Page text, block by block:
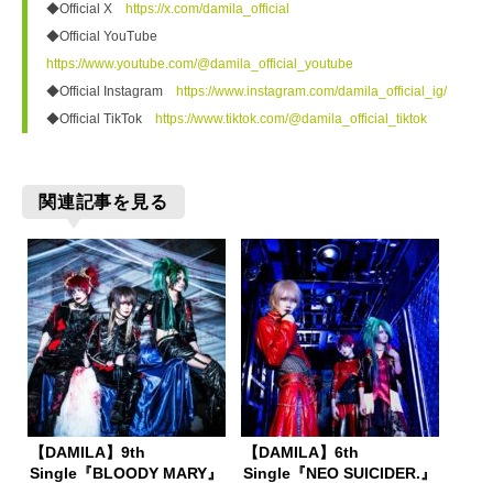
◆Official X https://x.com/damila_official
◆Official YouTube
https://www.youtube.com/@damila_official_youtube
◆Official Instagram https://www.instagram.com/damila_official_ig/
◆Official TikTok https://www.tiktok.com/@damila_official_tiktok
関連記事を見る
【DAMILA】9th
Single『BLOODY MARY』
【DAMILA】6th
Single『NEO SUICIDER.』